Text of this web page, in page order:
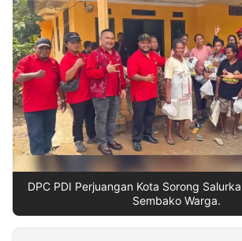
Partner
Insight
NTB
Suara
Time
Lens
IDN
Daily
Jogja
Jalan
Rakyat
Idealita
News
Kita
Notice
Radar
Baru
Seedbacklink
Follow
Kabarbaru
DPC PDI Perjuangan Kota Sorong
Sembako Warga.